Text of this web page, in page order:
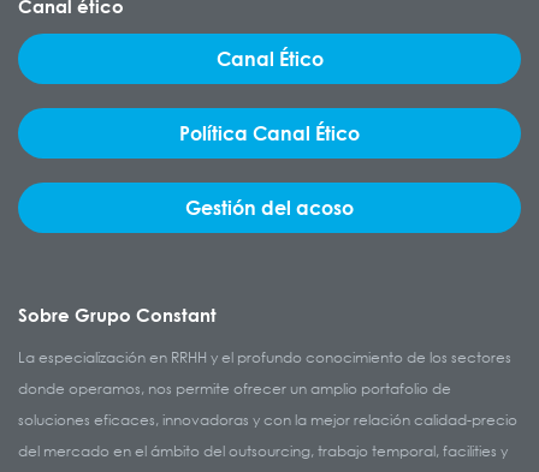
Canal ético
Canal Ético
Política Canal Ético
Gestión del acoso
Sobre Grupo Constant
La especialización en RRHH y el profundo conocimiento de los sectores
donde operamos, nos permite ofrecer un amplio portafolio de
soluciones eficaces, innovadoras y con la mejor relación calidad-precio
del mercado en el ámbito del outsourcing, trabajo temporal, facilities y